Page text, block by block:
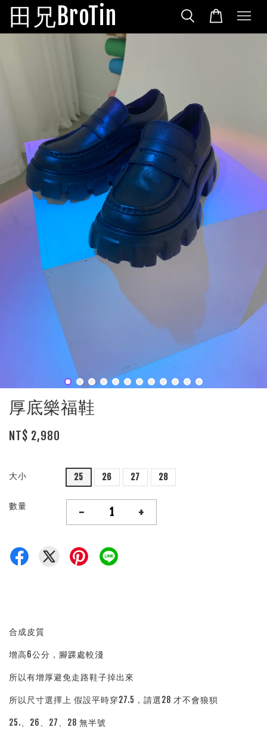
田兄BroTin
厚底樂福鞋
NT$ 2,980
大小 25 26 27 28
數量 - +
合成皮質
增高6公分，腳踝處較淺
所以有增厚避免走路鞋子掉出來
所以尺寸選擇上 假設平時穿27.5，請選28 才不會狼狽
25.、26、27、28 無半號